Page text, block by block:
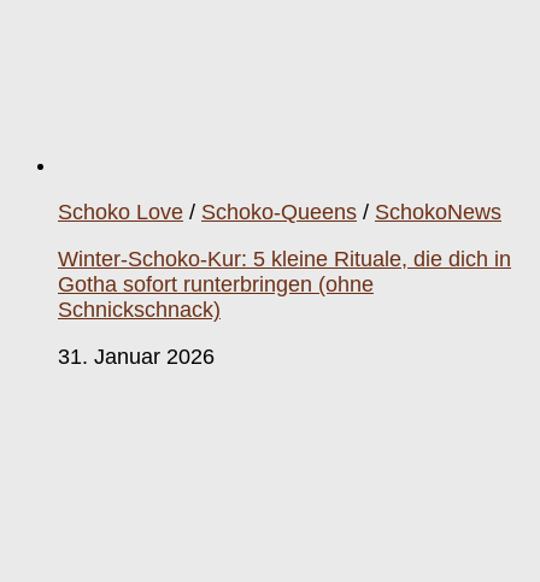
Schoko Love / Schoko-Queens / SchokoNews
Winter-Schoko-Kur: 5 kleine Rituale, die dich in
Gotha sofort runterbringen (ohne
Schnickschnack)
31. Januar 2026